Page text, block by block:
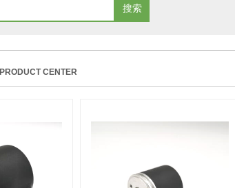
搜索
PRODUCT CENTER